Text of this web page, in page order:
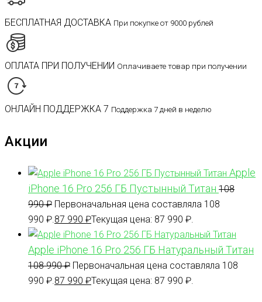
БЕСПЛАТНАЯ ДОСТАВКА При покупке от 9000 рублей
ОПЛАТА ПРИ ПОЛУЧЕНИИ Оплачиваете товар при получении
ОНЛАЙН ПОДДЕРЖКА 7 Поддержка 7 дней в неделю
Акции
Apple
iPhone 16 Pro 256 ГБ Пустынный Титан 108
990₽ Первоначальная цена составляла 108
990 ₽. 87 990 ₽Текущая цена: 87 990 ₽.
Apple iPhone 16 Pro 256 ГБ Натуральный Титан
108 990₽ Первоначальная цена составляла 108
990 ₽. 87 990 ₽Текущая цена: 87 990 ₽.